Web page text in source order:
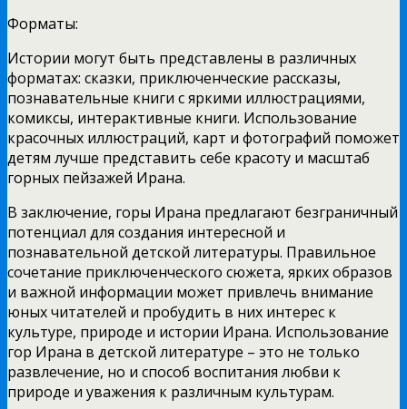
Форматы:
Истории могут быть представлены в различных
форматах: сказки, приключенческие рассказы,
познавательные книги с яркими иллюстрациями,
комиксы, интерактивные книги. Использование
красочных иллюстраций, карт и фотографий поможет
детям лучше представить себе красоту и масштаб
горных пейзажей Ирана.
В заключение, горы Ирана предлагают безграничный
потенциал для создания интересной и
познавательной детской литературы. Правильное
сочетание приключенческого сюжета, ярких образов
и важной информации может привлечь внимание
юных читателей и пробудить в них интерес к
культуре, природе и истории Ирана. Использование
гор Ирана в детской литературе – это не только
развлечение, но и способ воспитания любви к
природе и уважения к различным культурам.